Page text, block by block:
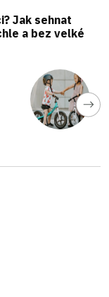
Jak sehnat
a bez velké